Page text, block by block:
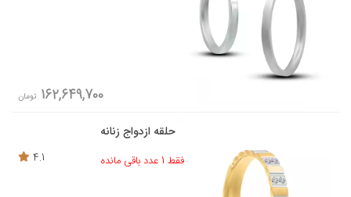
162,649,700 تومان
حلقه ازدواج زنانه
فقط 1 عدد باقی مانده
4.1